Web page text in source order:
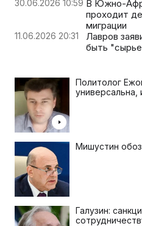
30.06.2026 10:59 В Южно-
проходит
миграции
11.06.2026 20:31
Лавров
быть
Политолог
Мишустин
Галузин: